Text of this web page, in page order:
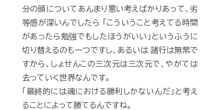
分の頭についてあんまり悪い考えばかりあって、劣
等感が深いんでしたら 「こういうこと考えてる時間
があったら勉強でもしたほうがいい」というふうに
切り替えるのも一つですし、あるいは 諸行は無常で
すから、しょせんこの三次元は三次元で、やがては
去っていく世界なんです。
「最終的には魂における勝利しかないんだ」と考え
ることによって勝てるんですね。